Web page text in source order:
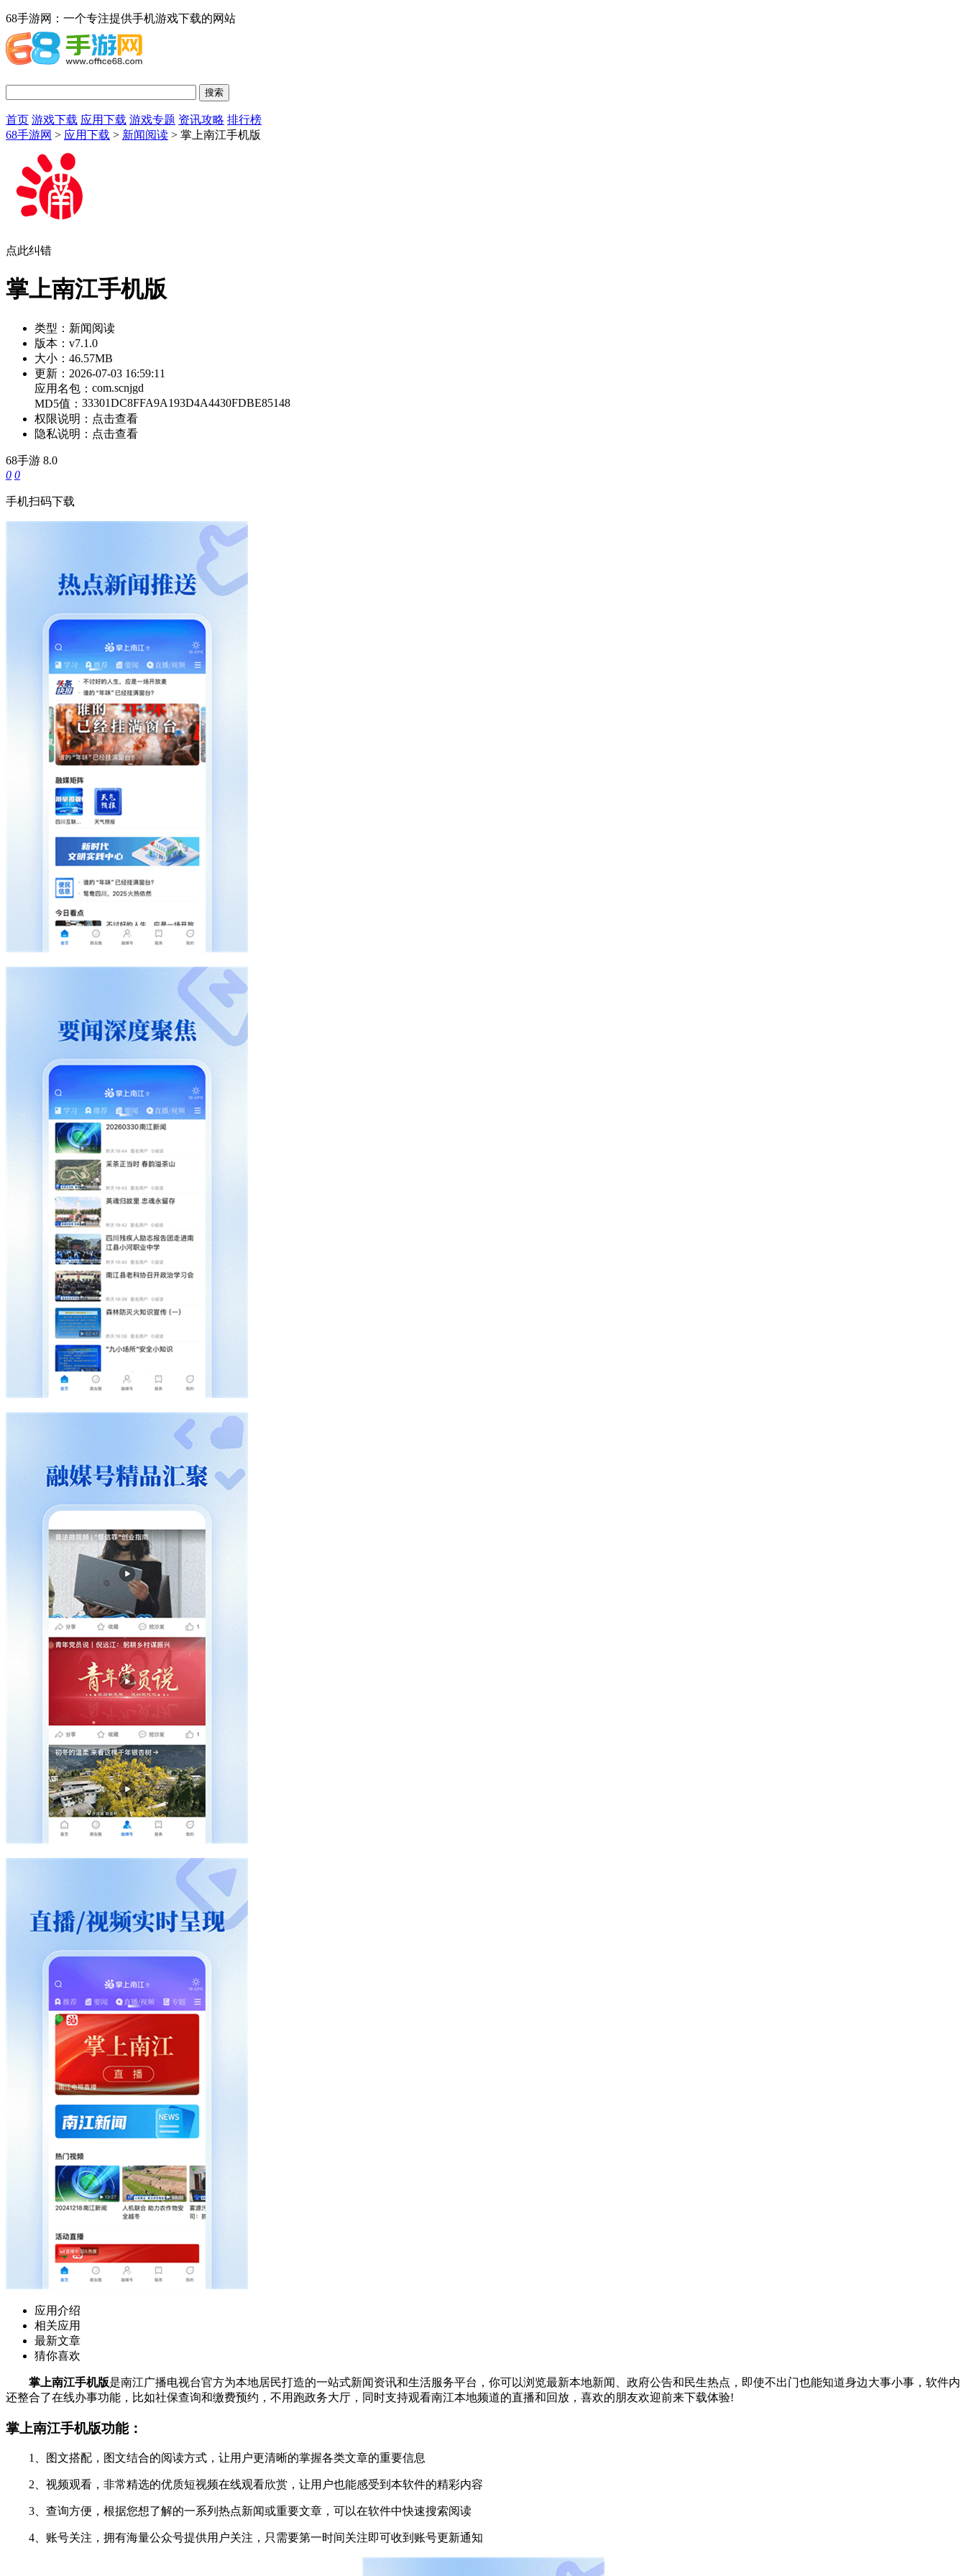
68手游网：一个专注提供手机游戏下载的网站
首页 游戏下载 应用下载 游戏专题 资讯攻略 排行榜
68手游网 > 应用下载 > 新闻阅读 > 掌上南江手机版
点此纠错
掌上南江手机版
类型： 新闻阅读
版本： v7.1.0
大小： 46.57MB
更新： 2026-07-03 16:59:11
应用名包： com.scnjgd
MD5值： 33301DC8FFA9A193D4A4430FDBE85148
权限说明： 点击查看
隐私说明： 点击查看
68手游 8.0
0 0
手机扫码下载
应用介绍
相关应用
最新文章
猜你喜欢
掌上南江手机版是南江广播电视台官方为本地居民打造的一站式新闻资讯和生活服务平台，你可以浏览最新本地新闻、政府公告和民生热点，即使不出门也能知道身边大事小事，软件内
还整合了在线办事功能，比如社保查询和缴费预约，不用跑政务大厅，同时支持观看南江本地频道的直播和回放，喜欢的朋友欢迎前来下载体验!
掌上南江手机版功能：
1、图文搭配，图文结合的阅读方式，让用户更清晰的掌握各类文章的重要信息
2、视频观看，非常精选的优质短视频在线观看欣赏，让用户也能感受到本软件的精彩内容
3、查询方便，根据您想了解的一系列热点新闻或重要文章，可以在软件中快速搜索阅读
4、账号关注，拥有海量公众号提供用户关注，只需要第一时间关注即可收到账号更新通知